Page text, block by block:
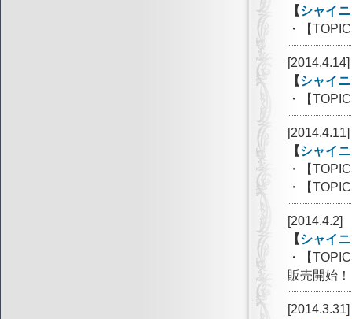
【シャイ
・【
[2014.4.14]
【シャイ
・【
[2014.4.11]
【シャイ
・【
・【
[2014.4.2]
【シャイ
・【
販売開始
[2014.3.31]